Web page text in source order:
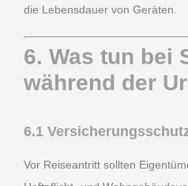
die Lebensdauer von Geräten.
6. Was tun bei
während der
6.1
Vor Reiseantritt sollten